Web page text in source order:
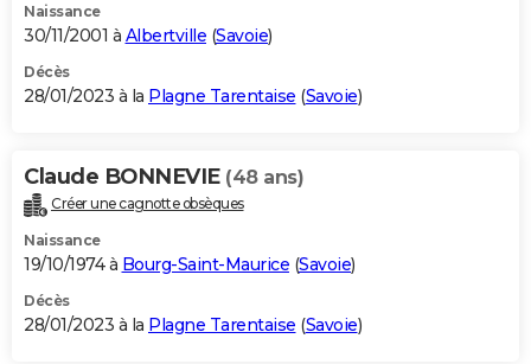
Naissance
30/11/2001 à Albertville (Savoie)
Décès
28/01/2023 à la Plagne Tarentaise (Savoie)
Claude BONNEVIE (48 ans)
Créer une cagnotte obsèques
Naissance
19/10/1974 à Bourg-Saint-Maurice (Savoie)
Décès
28/01/2023 à la Plagne Tarentaise (Savoie)